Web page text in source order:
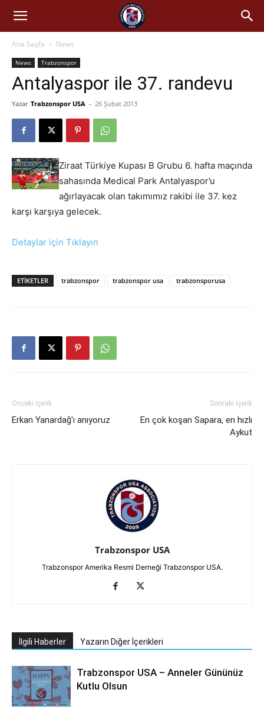
Ana Sayfa News
News Trabzonspor
Antalyaspor ile 37. randevu
Yazar Trabzonspor USA - 26 Şubat 2013
Ziraat Türkiye Kupası B Grubu 6. hafta maçında
sahasında Medical Park Antalyaspor’u
ağırlayacak olan takımımız rakibi ile 37. kez
karşı karşıya gelecek.
Detaylar için Tıklayın
ETIKETLER trabzonspor trabzonspor usa trabzonsporusa
Önceki İçerik
Erkan Yanardağ'ı anıyoruz
Sonraki İçerik
En çok koşan Sapara, en hızlı
Aykut
Trabzonspor USA
Trabzonspor Amerika Resmi Derneği Trabzonspor USA.
İlgili Haberler Yazarın Diğer İçerikleri
Trabzonspor USA – Anneler Gününüz
Kutlu Olsun